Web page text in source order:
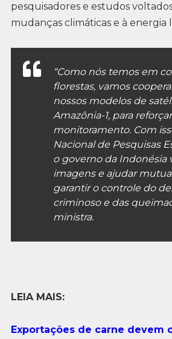
pesquisadores e estudos
mudanças climáticas e à energia
“Como nós temos em
florestas, vamos
nossos modelos de
Amazônia-1, para
monitoramento. Com
Nacional de Pesquisas
o governo da Indonésia
imagens e ajudar
garantir o controle do
criminoso e das
ministra.
LEIA MAIS:
Exportações de carne devem